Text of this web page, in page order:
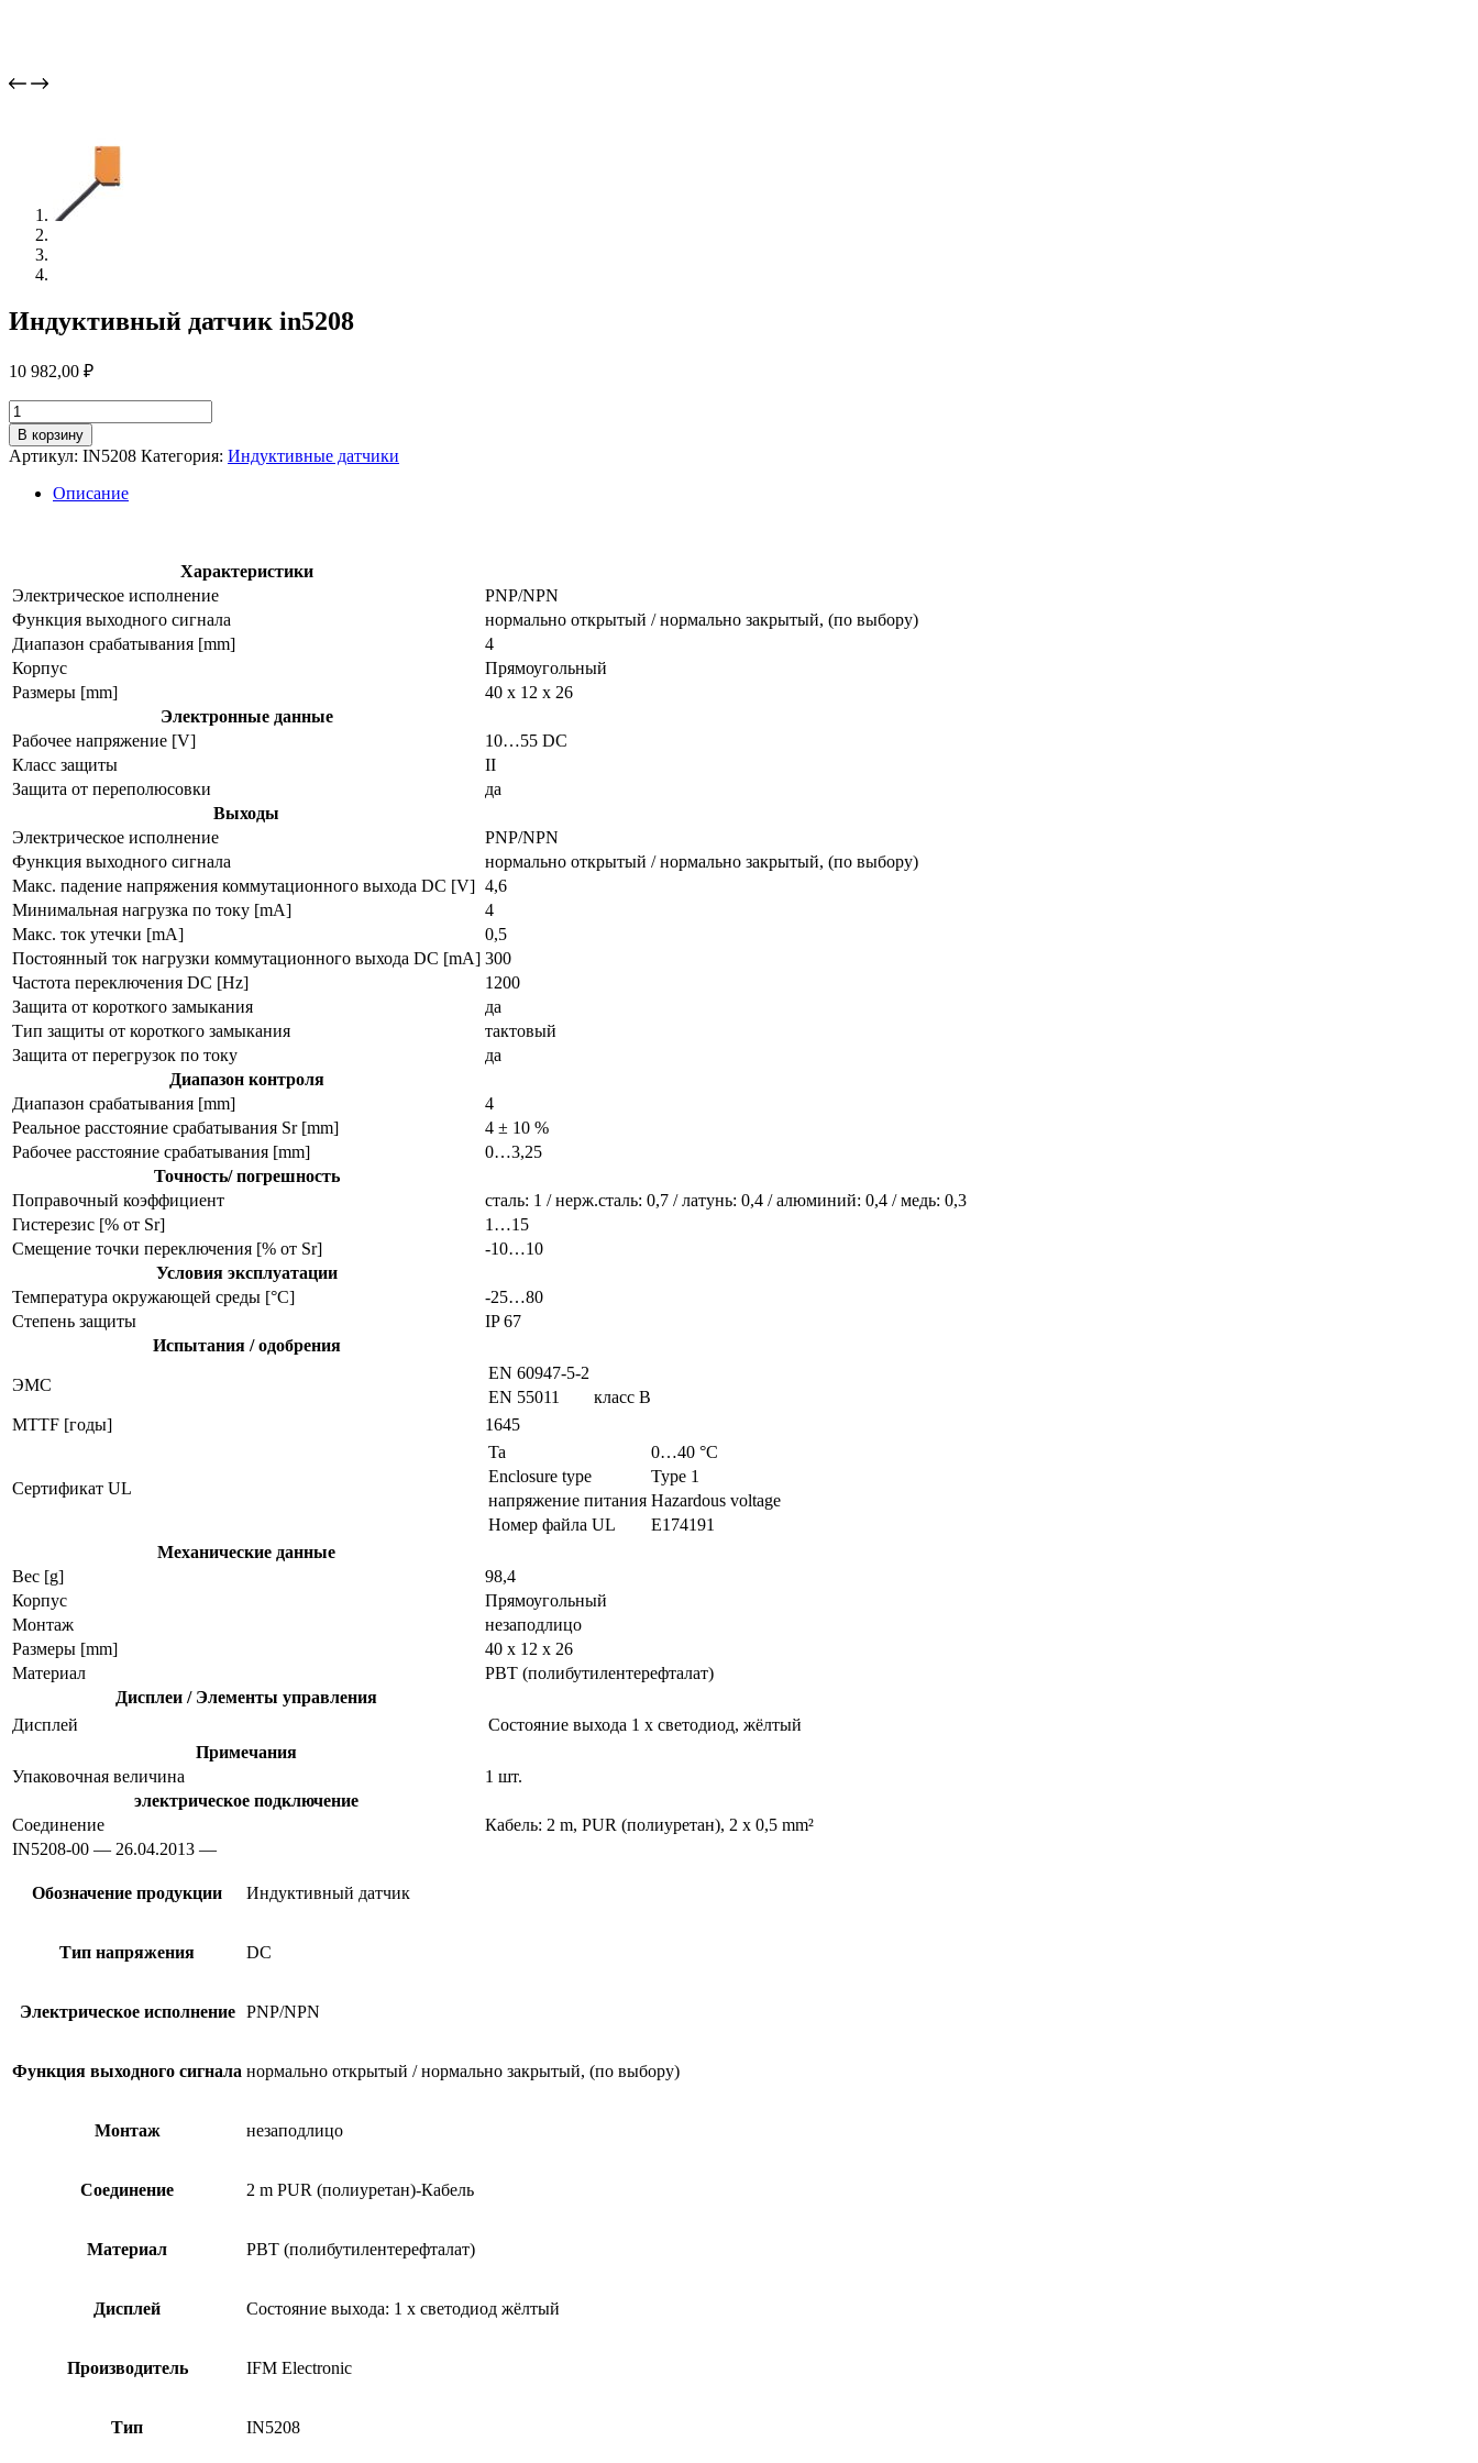
Индуктивный датчик in5208
10 982,00 ₽
Количество
товара
Индуктивный
датчик
in5208
В корзину
Артикул: IN5208 Категория: Индуктивные датчики
Описание
Характеристики
Электрическое исполнение
PNP/NPN
Функция выходного сигнала
нормально открытый / нормально закрытый, (по выбору)
Диапазон срабатывания [mm]
4
Корпус
Прямоугольный
Размеры [mm]
40 x 12 x 26
Электронные данные
Рабочее напряжение [V]
10…55 DC
Класс защиты
II
Защита от переполюсовки
да
Выходы
Электрическое исполнение
PNP/NPN
Функция выходного сигнала
нормально открытый / нормально закрытый, (по выбору)
Макс. падение напряжения коммутационного выхода DC [V] 4,6
Минимальная нагрузка по току [mA]
4
Макс. ток утечки [mA]
0,5
Постоянный ток нагрузки коммутационного выхода DC [mA] 300
Частота переключения DC [Hz]
1200
Защита от короткого замыкания
да
Тип защиты от короткого замыкания
тактовый
Защита от перегрузок по току
да
Диапазон контроля
Диапазон срабатывания [mm]
4
Реальное расстояние срабатывания Sr [mm]
4 ± 10 %
Рабочее расстояние срабатывания [mm]
0…3,25
Точность/ погрешность
Поправочный коэффициент
сталь: 1 / нерж.сталь: 0,7 / латунь: 0,4 / алюминий: 0,4 / медь: 0,3
Гистерезис [% от Sr]
1…15
Смещение точки переключения [% от Sr]
-10…10
Условия эксплуатации
Температура окружающей среды [°C]
-25…80
Степень защиты
IP 67
Испытания / одобрения
ЭMC
EN 60947-5-2
EN 55011
класс B
MTTF [годы]
1645
Сертификат UL
Ta
0…40 °C
Enclosure type
Type 1
напряжение питания Hazardous voltage
Номер файла UL
E174191
Механические данные
Вес [g]
98,4
Корпус
Прямоугольный
Монтаж
незаподлицо
Размеры [mm]
40 x 12 x 26
Материал
PBT (полибутилентерефталат)
Дисплеи / Элементы управления
Дисплей
Состояние выхода 1 x светодиод, жёлтый
Примечания
Упаковочная величина
1 шт.
электрическое подключение
Соединение
Кабель: 2 m, PUR (полиуретан), 2 x 0,5 mm²
IN5208-00 — 26.04.2013 —
Обозначение продукции Индуктивный датчик
Тип напряжения DC
Электрическое исполнение PNP/NPN
Функция выходного сигнала нормально открытый / нормально закрытый, (по выбору)
Монтаж незаподлицо
Соединение 2 m PUR (полиуретан)-Кабель
Материал PBT (полибутилентерефталат)
Дисплей Состояние выхода: 1 x светодиод жёлтый
Производитель IFM Electronic
Тип IN5208